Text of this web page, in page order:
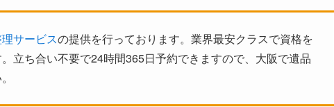
サービスの提供を行っております。業界最安クラスで資格を
立ち合い不要で24時間365日予約できますので、大阪で遺品